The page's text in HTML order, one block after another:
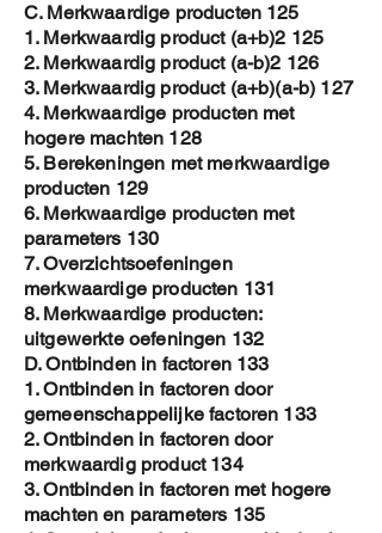
C. Merkwaardige producten 125
1. Merkwaardig product (a+b)2 125
2. Merkwaardig product (a-b)2 126
3. Merkwaardig product (a+b)(a-b) 127
4. Merkwaardige producten met
hogere machten 128
5. Berekeningen met merkwaardige
producten 129
6. Merkwaardige producten met
parameters 130
7. Overzichtsoefeningen
merkwaardige producten 131
8. Merkwaardige producten:
uitgewerkte oefeningen 132
D. Ontbinden in factoren 133
1. Ontbinden in factoren door
gemeenschappelijke factoren 133
2. Ontbinden in factoren door
merkwaardig product 134
3. Ontbinden in factoren met hogere
machten en parameters 135